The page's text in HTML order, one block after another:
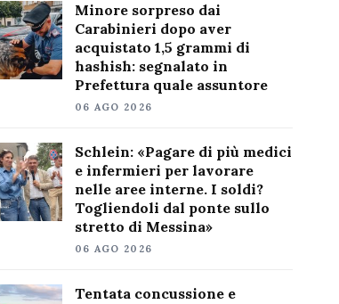
Minore sorpreso dai
Carabinieri dopo aver
acquistato 1,5 grammi di
hashish: segnalato in
Prefettura quale assuntore
06 AGO 2026
Schlein: «Pagare di più medici
e infermieri per lavorare
nelle aree interne. I soldi?
Togliendoli dal ponte sullo
stretto di Messina»
06 AGO 2026
Tentata concussione e